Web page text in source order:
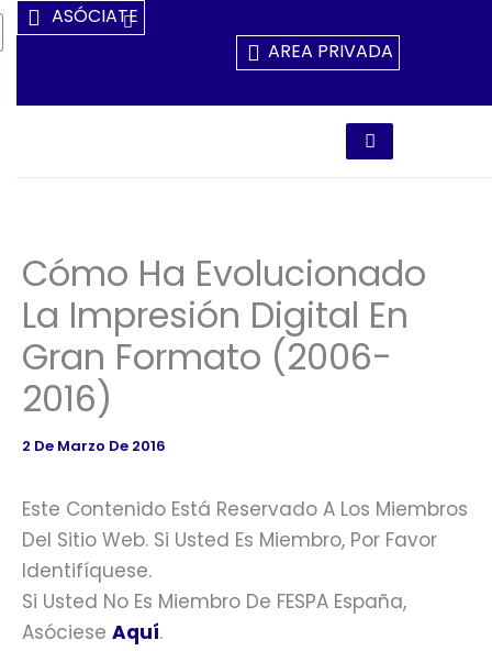
Ir
Al
ASÓCIATE
AREA PRIVADA
Cómo Ha Evolucionado
La Impresión Digital En
Gran Formato (2006-
2016)
2 De Marzo De 2016
Este Contenido Está Reservado A Los Miembros
Del Sitio Web. Si Usted Es Miembro, Por Favor
Identifíquese.
Si Usted No Es Miembro De FESPA España,
Asóciese Aquí.